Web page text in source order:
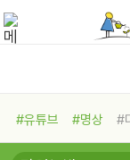
#유튜브 #명상 #
#비전캠프
#독서캠